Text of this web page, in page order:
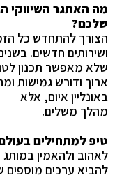
מה האתגר השיווקי
שלכם?
הצורך להתחדש כל
ושירותים חדשים.
שלא מאפשר תכנון
ארוך ודורש גמישות
באונליין איום, אלא
מהלך משלים.
טיפ למתחילים
לאהוב ולהאמין
להביא ערכים